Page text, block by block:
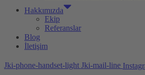
Hakkımızda
Ekip
Referanslar
Blog
İletişim
Jki-phone-handset-light Jki-mail-line